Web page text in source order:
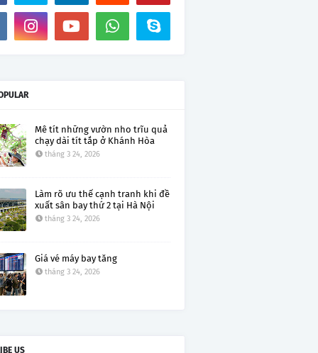
Mê tít những vườn nho trĩu quả
chạy dài tít tắp ở Khánh Hòa
tháng 3 24, 2026
Làm rõ ưu thế cạnh tranh khi đề
xuất sân bay thứ 2 tại Hà Nội
tháng 3 24, 2026
Giá vé máy bay tăng
tháng 3 24, 2026
US